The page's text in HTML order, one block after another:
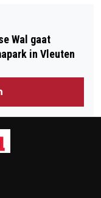
OP
DEUREN
Wal gaat
in Vleuten